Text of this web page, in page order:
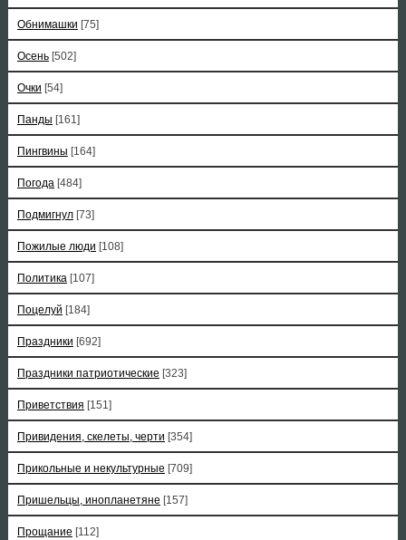
Обнимашки [75]
Осень [502]
Очки [54]
Панды [161]
Пингвины [164]
Погода [484]
Подмигнул [73]
Пожилые люди [108]
Политика [107]
Поцелуй [184]
Праздники [692]
Праздники патриотические [323]
Приветствия [151]
Привидения, скелеты, черти [354]
Прикольные и некультурные [709]
Пришельцы, инопланетяне [157]
Прощание [112]